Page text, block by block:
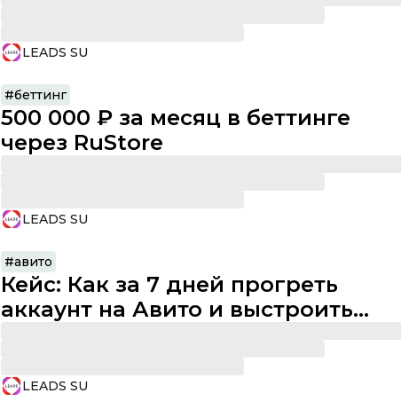
LEADS SU
#беттинг
500 000 ₽ за месяц в беттинге
через RuStore
LEADS SU
#авито
Кейс: Как за 7 дней прогреть
аккаунт на Авито и выстроить
LEADS SU